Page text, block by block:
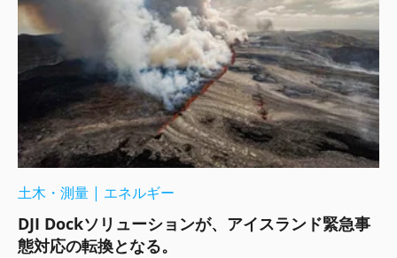
土木・測量 | エネルギー
DJI Dockソリューションが、アイスランド緊急事
態対応の転換となる。